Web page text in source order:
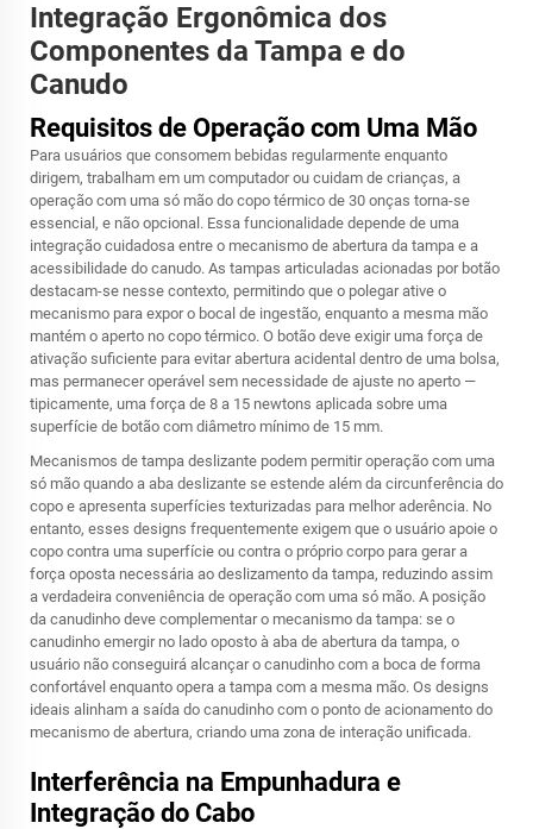
Integração Ergonômica dos
Componentes da Tampa e do
Canudo
Requisitos de Operação com Uma Mão
Para usuários que consomem bebidas regularmente enquanto
dirigem, trabalham em um computador ou cuidam de crianças, a
operação com uma só mão do copo térmico de 30 onças torna-se
essencial, e não opcional. Essa funcionalidade depende de uma
integração cuidadosa entre o mecanismo de abertura da tampa e a
acessibilidade do canudo. As tampas articuladas acionadas por botão
destacam-se nesse contexto, permitindo que o polegar ative o
mecanismo para expor o bocal de ingestão, enquanto a mesma mão
mantém o aperto no copo térmico. O botão deve exigir uma força de
ativação suficiente para evitar abertura acidental dentro de uma bolsa,
mas permanecer operável sem necessidade de ajuste no aperto —
tipicamente, uma força de 8 a 15 newtons aplicada sobre uma
superfície de botão com diâmetro mínimo de 15 mm.
Mecanismos de tampa deslizante podem permitir operação com uma
só mão quando a aba deslizante se estende além da circunferência do
copo e apresenta superfícies texturizadas para melhor aderência. No
entanto, esses designs frequentemente exigem que o usuário apoie o
copo contra uma superfície ou contra o próprio corpo para gerar a
força oposta necessária ao deslizamento da tampa, reduzindo assim
a verdadeira conveniência de operação com uma só mão. A posição
da canudinho deve complementar o mecanismo da tampa: se o
canudinho emergir no lado oposto à aba de abertura da tampa, o
usuário não conseguirá alcançar o canudinho com a boca de forma
confortável enquanto opera a tampa com a mesma mão. Os designs
ideais alinham a saída do canudinho com o ponto de acionamento do
mecanismo de abertura, criando uma zona de interação unificada.
Interferência na Empunhadura e
Integração do Cabo